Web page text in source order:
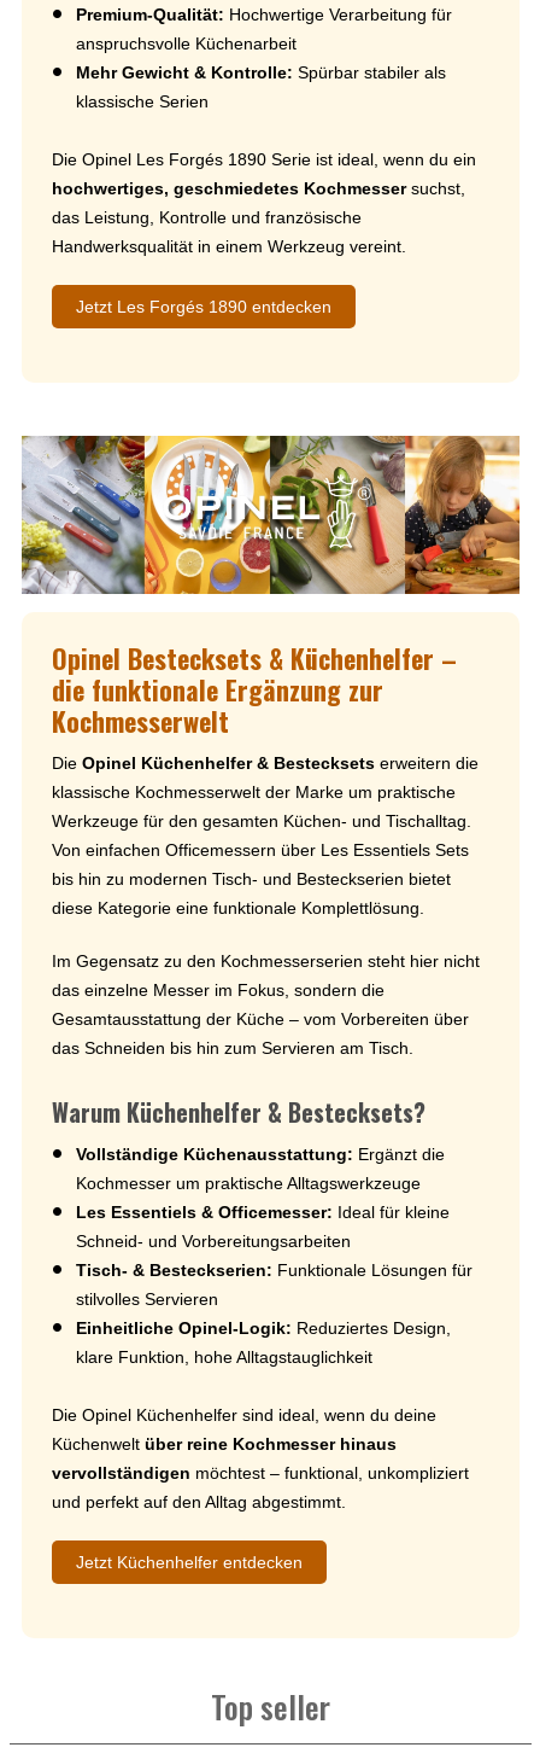
Premium-Qualität: Hochwertige Verarbeitung für
anspruchsvolle Küchenarbeit
Mehr Gewicht & Kontrolle: Spürbar stabiler als
klassische Serien
Die Opinel Les Forgés 1890 Serie ist ideal, wenn du ein
hochwertiges, geschmiedetes Kochmessersuchst,
das Leistung, Kontrolle und französische
Handwerksqualität in einem Werkzeug vereint.
Jetzt Les Forgés 1890 entdecken
Opinel Bestecksets & Küchenhelfer –
die funktionale Ergänzung zur
Kochmesserwelt
Die Opinel Küchenhelfer & Bestecksetserweitern die
klassische Kochmesserwelt der Marke um praktische
Werkzeuge für den gesamten Küchen- und Tischalltag.
Von einfachen Officemessern über Les Essentiels Sets
bis hin zu modernen Tisch- und Besteckserien bietet
diese Kategorie eine funktionale Komplettlösung.
Im Gegensatz zu den Kochmesserserien steht hier nicht
das einzelne Messer im Fokus, sondern die
Gesamtausstattung der Küche – vom Vorbereiten über
das Schneiden bis hin zum Servieren am Tisch.
Warum Küchenhelfer & Bestecksets?
Vollständige Küchenausstattung: Ergänzt die
Kochmesser um praktische Alltagswerkzeuge
Les Essentiels & Officemesser: Ideal für kleine
Schneid- und Vorbereitungsarbeiten
Tisch- & Besteckserien: Funktionale Lösungen für
stilvolles Servieren
Einheitliche Opinel-Logik: Reduziertes Design,
klare Funktion, hohe Alltagstauglichkeit
Die Opinel Küchenhelfer sind ideal, wenn du deine
Küchenwelt über reine Kochmesser hinaus
vervollständigen möchtest – funktional, unkompliziert
und perfekt auf den Alltag abgestimmt.
Jetzt Küchenhelfer entdecken
Top seller